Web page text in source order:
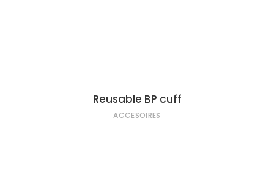
Reusable BP cuff
ACCESOIRES